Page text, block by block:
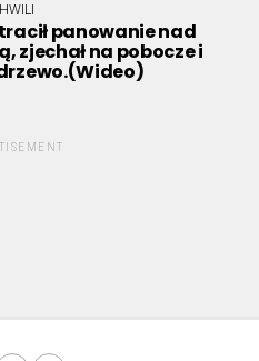
panowanie nad
zjechał na pobocze i